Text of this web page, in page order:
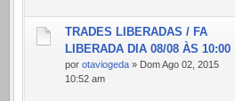
TRADES LIBERADAS / FA
LIBERADA DIA 08/08 ÀS 10:00
por otaviogeda » Dom Ago 02, 2015
10:52 am